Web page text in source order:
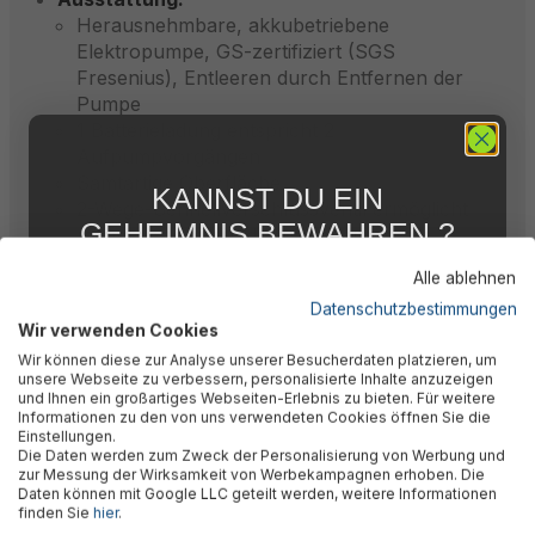
Herausnehmbare, akkubetriebene
Elektropumpe, GS-zertifiziert (SGS
Fresenius), Entleeren durch Entfernen der
Pumpe
Samtartige Oberfläche
2-Wege-Schnellverschlussventil ermöglicht
manuelles Auf- und Abpumpen
Reparaturflicken
Farbkarton
Beschreibung
Alle ablehnen
Datenschutzbestimmungen
Wir verwenden Cookies
Wir können diese zur Analyse unserer Besucherdaten platzieren, um
unsere Webseite zu verbessern, personalisierte Inhalte anzuzeigen
und Ihnen ein großartiges Webseiten-Erlebnis zu bieten. Für weitere
Informationen zu den von uns verwendeten Cookies öffnen Sie die
Einstellungen.
Die Daten werden zum Zweck der Personalisierung von Werbung und
zur Messung der Wirksamkeit von Werbekampagnen erhoben. Die
Daten können mit Google LLC geteilt werden, weitere Informationen
finden Sie hier.
KANNST DU EIN
GEHEIMNIS BEWAHREN ?
FÜR DICH
Abonniere jetzt unseren kostenlosen
Newsletter, verpasse keine Neuigkeiten und
Aktionen mehr und sichere Dir 5 %
Willkommensrabatt auf nicht reduzierte Ware
bei Deiner ersten Bestellung !*
Email